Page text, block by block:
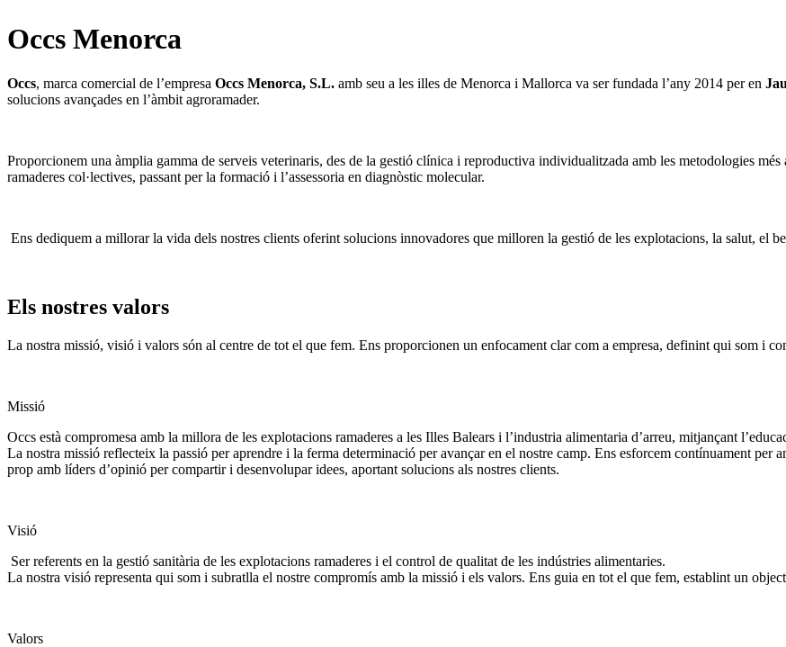
Occs Menorca
Occs, marca comercial de l’empresa Occs Menorca, S.L. amb seu a les illes de Menorca i Mallorca va ser fundada l’any 2014 per en
solucions avançades en l’àmbit agroramader.
Proporcionem una àmplia gamma de serveis veterinaris, des de la gestió clínica i reproductiva individualitzada amb les metodologies
ramaderes col·lectives, passant per la formació i l’assessoria en diagnòstic molecular.
Ens dediquem a millorar la vida dels nostres clients oferint solucions innovadores que milloren la gestió de les explotacions, la salut, el
Els nostres valors
La nostra missió, visió i valors són al centre de tot el que fem. Ens proporcionen un enfocament clar com a empresa, definint qui som i
Missió
Occs està compromesa amb la millora de les explotacions ramaderes a les Illes Balears i l’industria alimentaria d’arreu, mitjançant
La nostra missió reflecteix la passió per aprendre i la ferma determinació per avançar en el nostre camp. Ens esforcem contínuament
prop amb líders d’opinió per compartir i desenvolupar idees, aportant solucions als nostres clients.
Visió
Ser referents en la gestió sanitària de les explotacions ramaderes i el control de qualitat de les indústries alimentaries.
La nostra visió representa qui som i subratlla el nostre compromís amb la missió i els valors. Ens guia en tot el que fem, establint un
Valors